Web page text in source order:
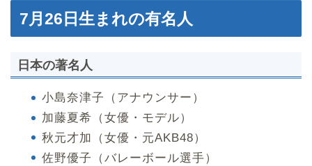
7月26日生まれの有名人
日本の著名人
小島奈津子（アナウンサー）
加藤夏希（女優・モデル）
秋元才加（女優・元AKB48）
佐野優子（バレーボール選手）